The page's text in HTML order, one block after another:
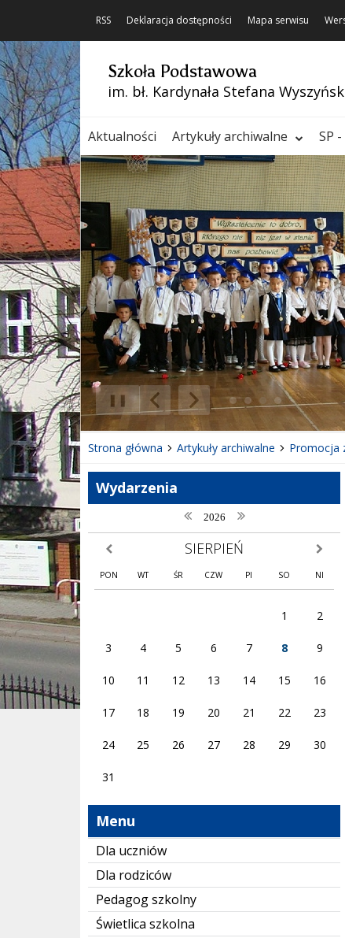
RSS Deklaracja dostępności Mapa serwisu
Szkoła Podstawowa
im. bł. Kardynała Stefana
Aktualności Artykuły archiwalne SP
Poprzedni Element
Następny Element
❚❚
Strona główna Artykuły archiwalne Promocja
Wydarzenia
poprzedni rok
2026 następny rok
poprzedni miesiąc SIERPIEŃ
PON WT ŚR CZW PI SO NI
1 2
3 4 5 6 7 8 9
10 11 12 13 14 15 16
17 18 19 20 21 22 23
24 25 26 27 28 29 30
31
Menu
Dla uczniów
Dla rodziców
Pedagog szkolny
Świetlica szkolna